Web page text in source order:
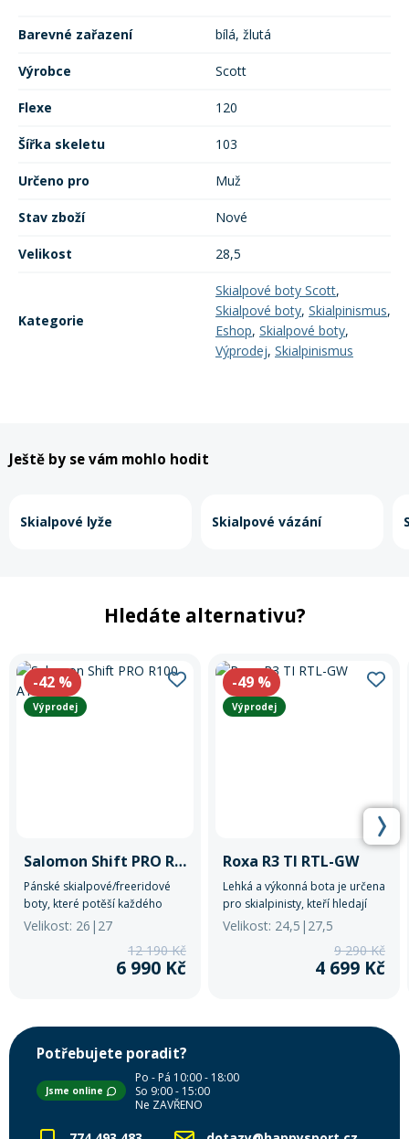
Barevné zařazení bílá, žlutá
Výrobce Scott
Flexe 120
Šířka skeletu 103
Určeno pro Muž
Stav zboží Nové
Velikost 28,5
Kategorie
Skialpové boty Scott,
Skialpové boty, Skialpinismus,
Eshop, Skialpové boty,
Výprodej, Skialpinismus
Ještě by se vám mohlo hodit
Skialpové lyže Skialpové vázání
Hledáte alternativu?
-42 %
Výprodej
Salomon Shift PRO R100 AT
Pánské skialpové/freeridové
boty, které potěší každého
horského nadšence.
Velikost: 26|27
12 190 Kč
6 990 Kč
-49 %
Výprodej
Roxa R3 TI RTL-GW
Lehká a výkonná bota je určena
pro skialpinisty, kteří hledají
maximální výkon, všestrannost
Velikost: 24,5|27,5
9 290 Kč
4 699 Kč
Potřebujete poradit?
Jsme online
Po - Pá 10:00 - 18:00
So 9:00 - 15:00
Ne ZAVŘENO